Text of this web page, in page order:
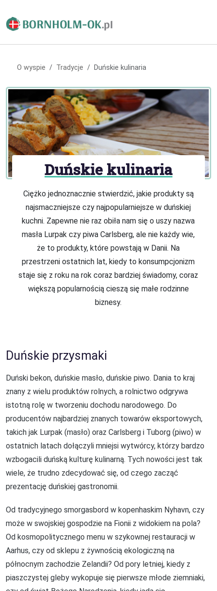
O wyspie Tradycje Duńskie kulinaria
Duńskie kulinaria
Ciężko jednoznacznie stwierdzić, jakie produkty są
najsmaczniejsze czy najpopularniejsze w duńskiej
kuchni. Zapewne nie raz obiła nam się o uszy nazwa
masła Lurpak czy piwa Carlsberg, ale nie każdy wie,
że to produkty, które powstają w Danii. Na
przestrzeni ostatnich lat, kiedy to konsumpcjonizm
staje się z roku na rok coraz bardziej świadomy, coraz
większą popularnością cieszą się małe rodzinne
biznesy.
Duńskie przysmaki
Duński bekon, duńskie masło, duńskie piwo. Dania to kraj
znany z wielu produktów rolnych, a rolnictwo odgrywa
istotną rolę w tworzeniu dochodu narodowego. Do
producentów najbardziej znanych towarów eksportowych,
takich jak Lurpak (masło) oraz Carlsberg i Tuborg (piwo) w
ostatnich latach dołączyli mniejsi wytwórcy, którzy bardzo
wzbogacili duńską kulturę kulinarną. Tych nowości jest tak
wiele, że trudno zdecydować się, od czego zacząć
prezentację duńskiej gastronomii.
Od tradycyjnego smorgasbord w kopenhaskim Nyhavn, czy
może w swojskiej gospodzie na Fionii z widokiem na pola?
Od kosmopolitycznego menu w szykownej restauracji w
Aarhus, czy od sklepu z żywnością ekologiczną na
północnym zachodzie Zelandii? Od pory letniej, kiedy z
piaszczystej gleby wykopuje się pierwsze młode ziemniaki,